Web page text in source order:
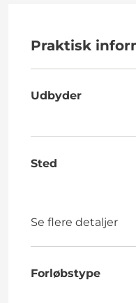
Praktisk
Udbyder
Sted
Se flere detaljer
Forløbstype